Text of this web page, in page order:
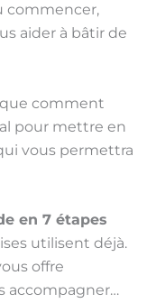
commencer,
aider à bâtir de
comment
pour mettre en
vous permettra
en 7 étapes
utilisent déjà.
offre
accompagner…